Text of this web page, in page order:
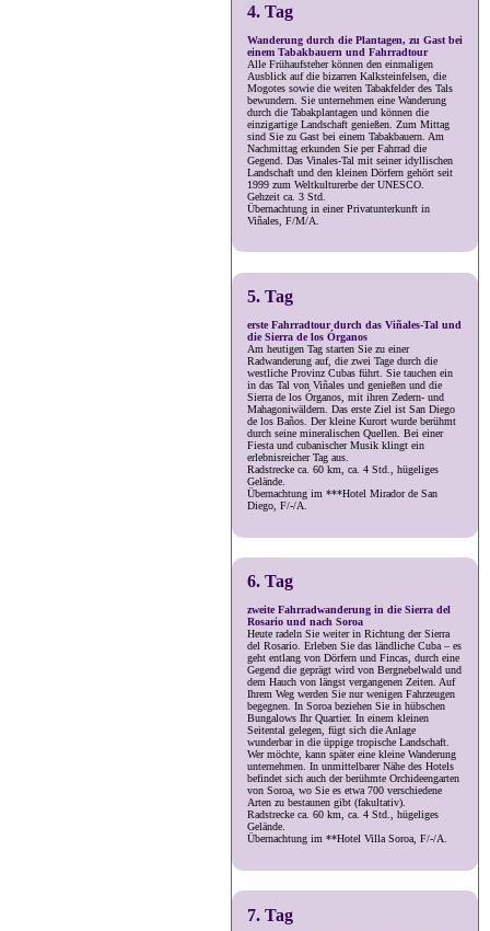
4. Tag
Wanderung durch die Plantagen, zu Gast bei
einem Tabakbauern und Fahrradtour
Alle Frühaufsteher können den einmaligen
Ausblick auf die bizarren Kalksteinfelsen, die
Mogotes sowie die weiten Tabakfelder des Tals
bewundern. Sie unternehmen eine Wanderung
durch die Tabakplantagen und können die
einzigartige Landschaft genießen. Zum Mittag
sind Sie zu Gast bei einem Tabakbauern. Am
Nachmittag erkunden Sie per Fahrrad die
Gegend. Das Vinales-Tal mit seiner idyllischen
Landschaft und den kleinen Dörfern gehört seit
1999 zum Weltkulturerbe der UNESCO.
Gehzeit ca. 3 Std.
Übernachtung in einer Privatunterkunft in
Viñales, F/M/A.
5. Tag
erste Fahrradtour durch das Viñales-Tal und
die Sierra de los Órganos
Am heutigen Tag starten Sie zu einer
Radwanderung auf, die zwei Tage durch die
westliche Provinz Cubas führt. Sie tauchen ein
in das Tal von Viñales und genießen und die
Sierra de los Órganos, mit ihren Zedern- und
Mahagoniwäldern. Das erste Ziel ist San Diego
de los Baños. Der kleine Kurort wurde berühmt
durch seine mineralischen Quellen. Bei einer
Fiesta und cubanischer Musik klingt ein
erlebnisreicher Tag aus.
Radstrecke ca. 60 km, ca. 4 Std., hügeliges
Gelände.
Übernachtung im ***Hotel Mirador de San
Diego, F/-/A.
6. Tag
zweite Fahrradwanderung in die Sierra del
Rosario und nach Soroa
Heute radeln Sie weiter in Richtung der Sierra
del Rosario. Erleben Sie das ländliche Cuba – es
geht entlang von Dörfern und Fincas, durch eine
Gegend die geprägt wird von Bergnebelwald und
dem Hauch von längst vergangenen Zeiten. Auf
Ihrem Weg werden Sie nur wenigen Fahrzeugen
begegnen. In Soroa beziehen Sie in hübschen
Bungalows Ihr Quartier. In einem kleinen
Seitental gelegen, fügt sich die Anlage
wunderbar in die üppige tropische Landschaft.
Wer möchte, kann später eine kleine Wanderung
unternehmen. In unmittelbarer Nähe des Hotels
befindet sich auch der berühmte Orchideengarten
von Soroa, wo Sie es etwa 700 verschiedene
Arten zu bestaunen gibt (fakultativ).
Radstrecke ca. 60 km, ca. 4 Std., hügeliges
Gelände.
Übernachtung im **Hotel Villa Soroa, F/-/A.
7. Tag